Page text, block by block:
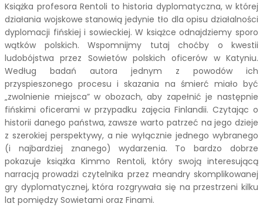
Książka profesora Rentoli to historia dyplomatyczna, w której
działania wojskowe stanowią jedynie tło dla opisu działalności
dyplomacji fińskiej i sowieckiej. W książce odnajdziemy sporo
wątków polskich. Wspomnijmy tutaj choćby o kwestii
ludobójstwa przez Sowietów polskich oficerów w Katyniu.
Według badań autora jednym z powodów ich
przyspieszonego procesu i skazania na śmierć miało być
„zwolnienie miejsca” w obozach, aby zapełnić je następnie
fińskimi oficerami w przypadku zajęcia Finlandii. Czytając o
historii danego państwa, zawsze warto patrzeć na jego dzieje
z szerokiej perspektywy, a nie wyłącznie jednego wybranego
(i najbardziej znanego) wydarzenia. To bardzo dobrze
pokazuje książka Kimmo Rentoli, który swoją interesującą
narracją prowadzi czytelnika przez meandry skomplikowanej
gry dyplomatycznej, która rozgrywała się na przestrzeni kilku
lat pomiędzy Sowietami oraz Finami.